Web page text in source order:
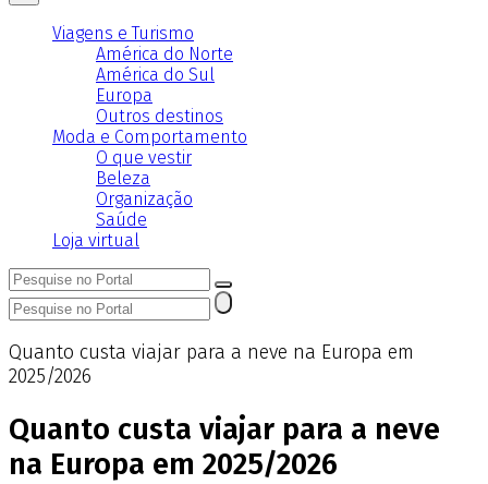
Viagens e Turismo
América do Norte
América do Sul
Europa
Outros destinos
Moda e Comportamento
O que vestir
Beleza
Organização
Saúde
Loja virtual
Quanto custa viajar para a neve na Europa em
2025/2026
Quanto custa viajar para a neve
na Europa em 2025/2026